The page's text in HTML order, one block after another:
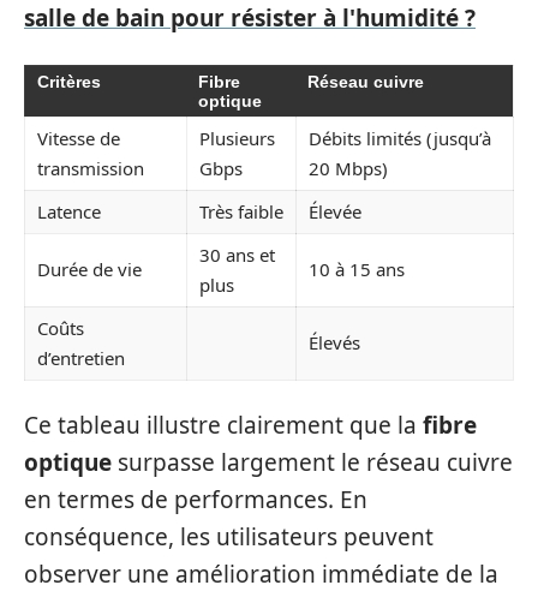
salle de bain pour résister à l'humidité ?
Critères
Fibre
optique
Réseau cuivre
Vitesse de
transmission
Plusieurs
Gbps
Débits limités (jusqu’à
20 Mbps)
Latence
Très faible Élevée
Durée de vie
30 ans et
plus
10 à 15 ans
Coûts
d’entretien
Élevés
Ce tableau illustre clairement que la fibre
optique surpasse largement le réseau cuivre
en termes de performances. En
conséquence, les utilisateurs peuvent
observer une amélioration immédiate de la